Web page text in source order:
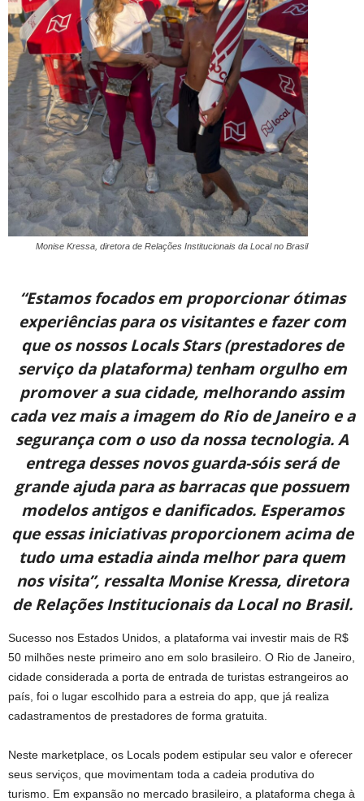
Monise Kressa, diretora de Relações Institucionais da Local no Brasil
“Estamos focados em proporcionar ótimas
experiências para os visitantes e fazer com
que os nossos Locals Stars (prestadores de
serviço da plataforma) tenham orgulho em
promover a sua cidade, melhorando assim
cada vez mais a imagem do Rio de Janeiro e a
segurança com o uso da nossa tecnologia. A
entrega desses novos guarda-sóis será de
grande ajuda para as barracas que possuem
modelos antigos e danificados. Esperamos
que essas iniciativas proporcionem acima de
tudo uma estadia ainda melhor para quem
nos visita”, ressalta Monise Kressa, diretora
de Relações Institucionais da Local no Brasil.
Sucesso nos Estados Unidos, a plataforma vai investir mais de R$
50 milhões neste primeiro ano em solo brasileiro. O Rio de Janeiro,
cidade considerada a porta de entrada de turistas estrangeiros ao
país, foi o lugar escolhido para a estreia do app, que já realiza
cadastramentos de prestadores de forma gratuita.
Neste marketplace, os Locals podem estipular seu valor e oferecer
seus serviços, que movimentam toda a cadeia produtiva do
turismo. Em expansão no mercado brasileiro, a plataforma chega à